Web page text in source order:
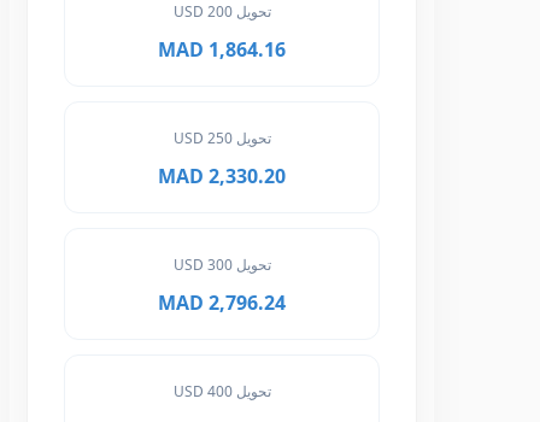
تحويل 200 USD
1,864.16 MAD
تحويل 250 USD
2,330.20 MAD
تحويل 300 USD
2,796.24 MAD
تحويل 400 USD